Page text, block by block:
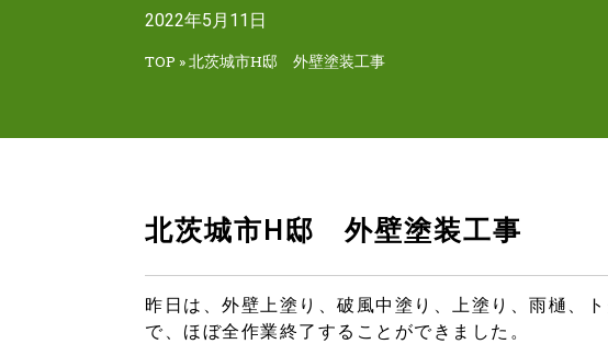
2022年5月11日
TOP »北茨城市H邸 外壁塗装工事
北茨城市H邸 外壁塗装工事
昨日は、外壁上塗り、破風中塗り、上塗り、雨樋、
で、ほぼ全作業終了することができました。